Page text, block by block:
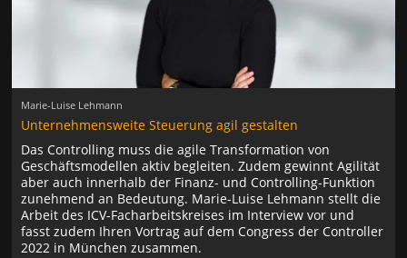
Marie-Luise Lehmann
Unternehmensweite Steuerung agil gestalten
Das Controlling muss die agile Transformation von
Geschäftsmodellen aktiv begleiten. Zudem gewinnt Agilität
aber auch innerhalb der Finanz- und Controlling-Funktion
zunehmend an Bedeutung. Marie-Luise Lehmann stellt die
Arbeit des ICV-Facharbeitskreises im Interview vor und
fasst zudem Ihren Vortrag auf dem Congress der Controller
2022 in München zusammen.